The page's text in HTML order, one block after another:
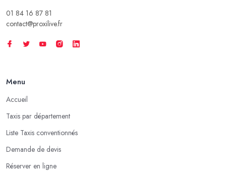
01 84 16 87 81
contact@proxilive.fr
Menu
Accueil
Taxis par département
Liste Taxis conventionnés
Demande de devis
Réserver en ligne